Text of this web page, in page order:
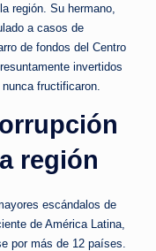
región. Su hermano,
a casos de
de fondos del Centro
invertidos
fructificaron.
región
escándalos de
de América Latina,
por más de 12 países.